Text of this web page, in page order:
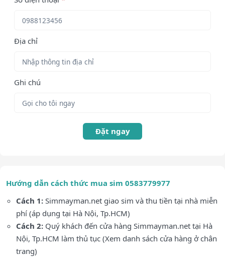
Địa chỉ
Ghi chú
Đặt ngay
Hướng dẫn cách thức mua sim 0583779977
Cách 1: Simmayman.net giao sim và thu tiền tại nhà miễn
phí (áp dụng tại Hà Nội, Tp.HCM)
Cách 2: Quý khách đến cửa hàng Simmayman.net tại Hà
Nội, Tp.HCM làm thủ tục (Xem danh sách cửa hàng ở chân
trang)